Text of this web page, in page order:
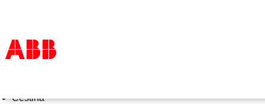
Products & Solutions
Čeština